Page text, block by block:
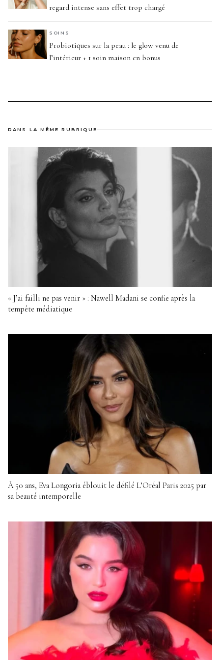
regard intense sans effet trop chargé
SOINS
Probiotiques sur la peau : le glow venu de
l’intérieur + 1 soin maison en bonus
DANS LA MÊME RUBRIQUE
« J’ai failli ne pas venir » : Nawell Madani se confie après la
tempête médiatique
À 50 ans, Eva Longoria éblouit le défilé L’Oréal Paris 2025 par
sa beauté intemporelle